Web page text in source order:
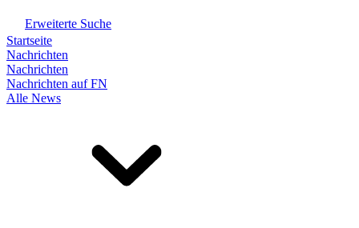
Erweiterte Suche
Startseite
Nachrichten
Nachrichten
Nachrichten auf FN
Alle News